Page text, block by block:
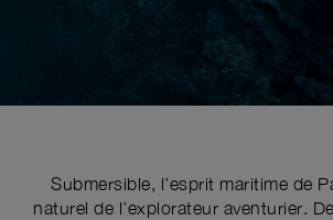
Submersible, l’esprit maritime de
naturel de l’explorateur aventurier.